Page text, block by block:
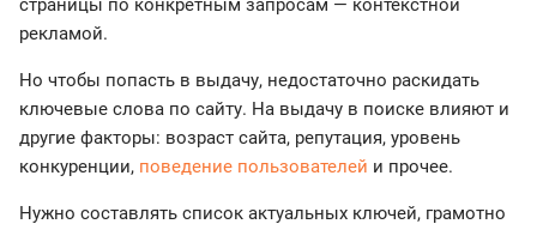
страницы по конкретным запросам — контекстной
рекламой.
Но чтобы попасть в выдачу, недостаточно раскидать
ключевые слова по сайту. На выдачу в поиске влияют и
другие факторы: возраст сайта, репутация, уровень
конкуренции, поведение пользователей и прочее.
Нужно составлять список актуальных ключей, грамотно